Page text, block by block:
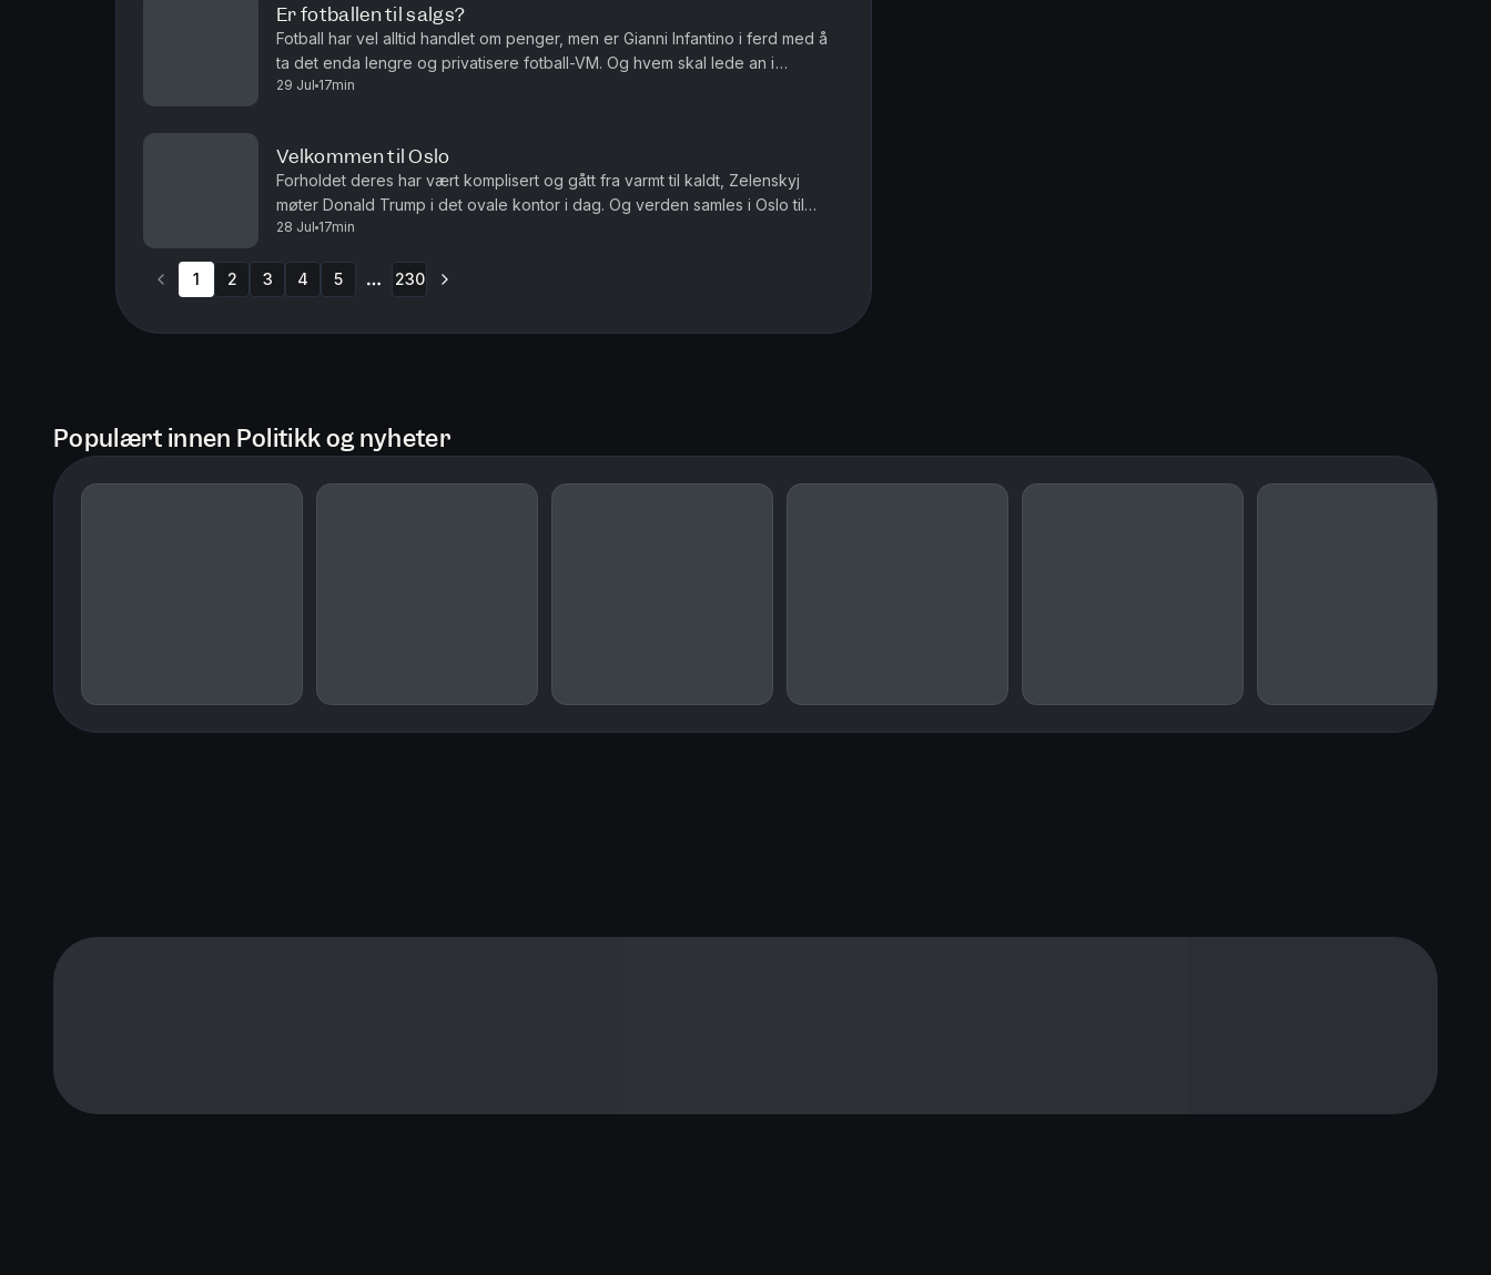
Er fotballen til salgs?
Fotball har vel alltid handlet om penger, men er Gianni Infantino i ferd med å
ta det enda lengre og privatisere fotball-VM. Og hvem skal lede an i
debatten om fordommer mot homofile i muslimske miljø...
29 Jul 17min
Velkommen til Oslo
Forholdet deres har vært komplisert og gått fra varmt til kaldt, Zelenskyj
møter Donald Trump i det ovale kontor i dag. Og verden samles i Oslo til
fotball. Det er ikke fotball VM, men det er Norway C...
28 Jul 17min
1 2 3 4 5 230
Populært innen Politikk og nyheter